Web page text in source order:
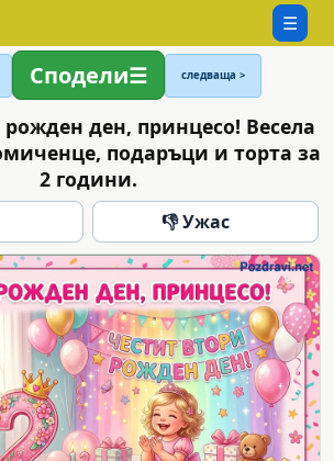
☰
Сподели следваща >
ден, принцесо! Весела
подаръци и торта за
2 години.
👎 Ужас